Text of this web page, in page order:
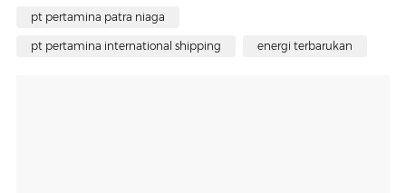
pt pertamina patra niaga
pt pertamina international shipping energi terbarukan